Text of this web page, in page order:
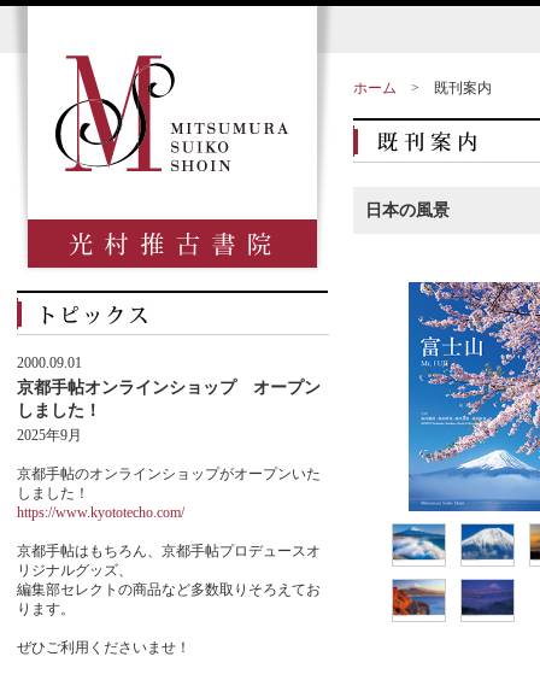
ホーム > 既刊案内
日本の風景
2000.09.01
京都手帖オンラインショップ オープン
しました！
2025年9月
京都手帖のオンラインショップがオープンいた
しました！
https://www.kyototecho.com/
京都手帖はもちろん、京都手帖プロデュースオ
リジナルグッズ、
編集部セレクトの商品など多数取りそろえてお
ります。
ぜひご利用くださいませ！